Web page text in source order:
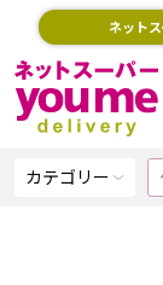
ネット
カテゴリー